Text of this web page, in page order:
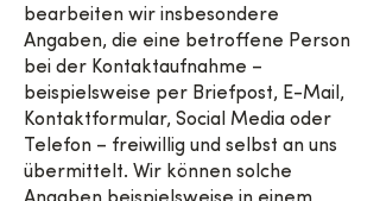
bearbeiten wir insbesondere
Angaben, die eine betroffene Person
bei der Kontaktaufnahme –
beispielsweise per Briefpost, E-Mail,
Kontaktformular, Social Media oder
Telefon – freiwillig und selbst an uns
übermittelt. Wir können solche